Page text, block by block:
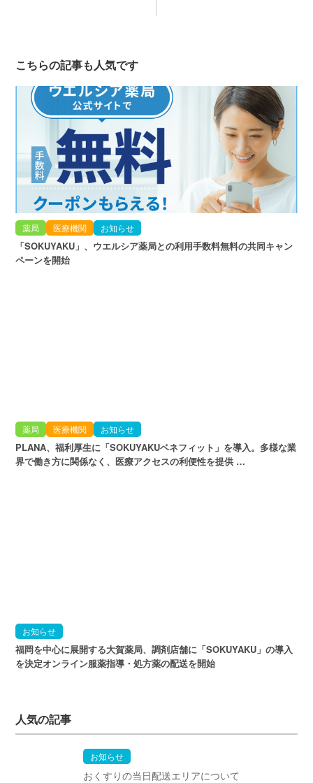
こちらの記事も人気です
薬局 医療機関 お知らせ
「SOKUYAKU」、ウエルシア薬局との利用手数料無料の共同キャン
ペーンを開始
薬局 医療機関 お知らせ
PLANA、福利厚生に「SOKUYAKUベネフィット」を導入。多様な業
界で働き方に関係なく、医療アクセスの利便性を提供 …
お知らせ
福岡を中心に展開する大賀薬局、調剤店舗に「SOKUYAKU」の導入
を決定オンライン服薬指導・処方薬の配送を開始
人気の記事
お知らせ
おくすりの当日配送エリアについて